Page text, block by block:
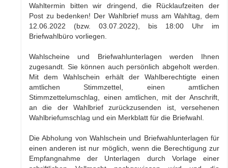
Wahltermin bitten wir dringend, die Rücklaufzeiten der
Post zu bedenken! Der Wahlbrief muss am Wahltag, dem
12.06.2022 (bzw. 03.07.2022), bis 18:00 Uhr im
Briefwahlbüro vorliegen.
Wahlscheine und Briefwahlunterlagen werden Ihnen
zugesandt. Sie können auch persönlich abgeholt werden.
Mit dem Wahlschein erhält der Wahlberechtigte einen
amtlichen Stimmzettel, einen amtlichen
Stimmzettelumschlag, einen amtlichen, mit der Anschrift,
an die der Wahlbrief zurückzusenden ist, versehenen
Wahlbriefumschlag und ein Merkblatt für die Briefwahl.
Die Abholung von Wahlschein und Briefwahlunterlagen für
einen anderen ist nur möglich, wenn die Berechtigung zur
Empfangnahme der Unterlagen durch Vorlage einer